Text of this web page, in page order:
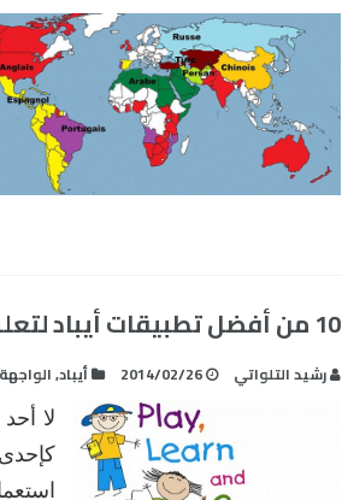
10 من أفضل تطبيقات أيباد لتعلم اللغة الإنجليزية
رشيد التلواتي 2014/02/26 أيباد,
لا